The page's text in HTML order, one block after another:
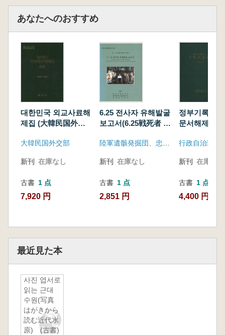
あなたへのおすすめ
대한민국 외교사료해
제집 (大韓民国外交
1964-1965
大韓民国外交部
新刊 在庫なし
古書 1 点
7,920 円
6.25 전사자 유해발굴
보고서(6.25戦死者 遺
년도 발굴조사를 중심
査を中心に)
陸軍遺骸発掘団、忠北大学校中原文化研究所、陸軍発掘センター
新刊 在庫なし
古書 1 点
2,851 円
정부기록보
문서해제 경
書解題 警務
新刊 在庫なし
古書 1 点
4,400 円
最近見た本
사진 엽서로
읽는 근대
수원(写真
はがきから
読む近代水
原) (古書)